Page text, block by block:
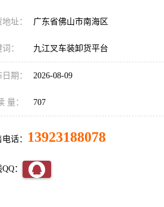
址： 广东省佛山市南海区
： 九江叉车装卸货平台
期： 2026-08-09
量： 707
话： 13923188078
：